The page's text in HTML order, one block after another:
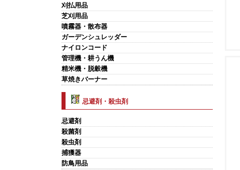
刈払用品
芝刈用品
噴霧器・散布器
ガーデンシュレッダー
ナイロンコード
管理機・耕うん機
精米機・脱穀機
草焼きバーナー
忌避剤・殺虫剤
忌避剤
殺菌剤
殺虫剤
捕獲器
防鳥用品